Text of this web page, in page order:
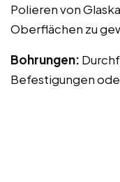
Polieren von
Oberflächen zu
Bohrungen:
Befestigungen